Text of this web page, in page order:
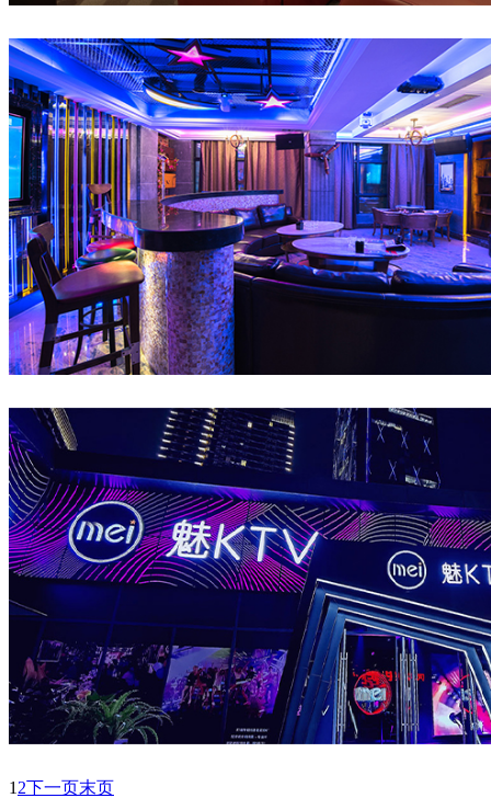
1 2下一页末页